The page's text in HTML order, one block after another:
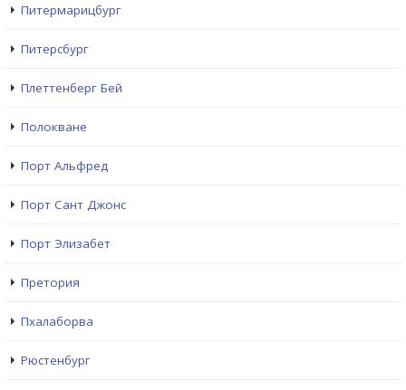
Питермарицбург
Питерсбург
Плеттенберг Бей
Полокване
Порт Альфред
Порт Сант Джонс
Порт Элизабет
Претория
Пхалаборва
Рюстенбург